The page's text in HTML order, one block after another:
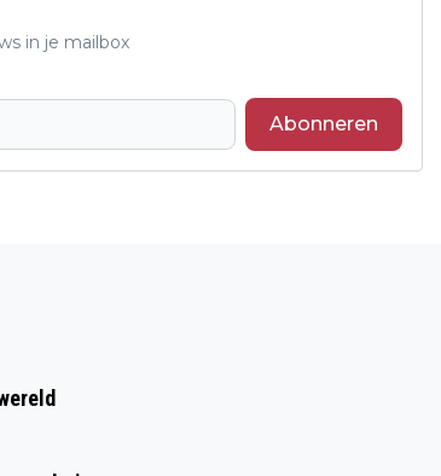
in je mailbox
Abonneren